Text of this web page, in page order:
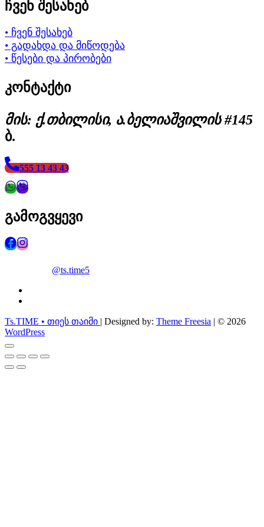
ჩვენ შესახებ
• ჩვენ შესახებ
• გადახდა და მიწოდება
• წესები და პირობები
კონტაქტი
მის: ქ.თბილისი, ა.ბელიაშვილის #145
ბ.
555 13 43 43
გამოგვყევი
@ts.time5
Ts.TIME • თიეს თაიმი | Designed by: Theme Freesia | © 2026
WordPress
Go
to
top